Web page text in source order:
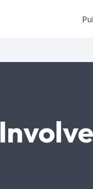
Involve